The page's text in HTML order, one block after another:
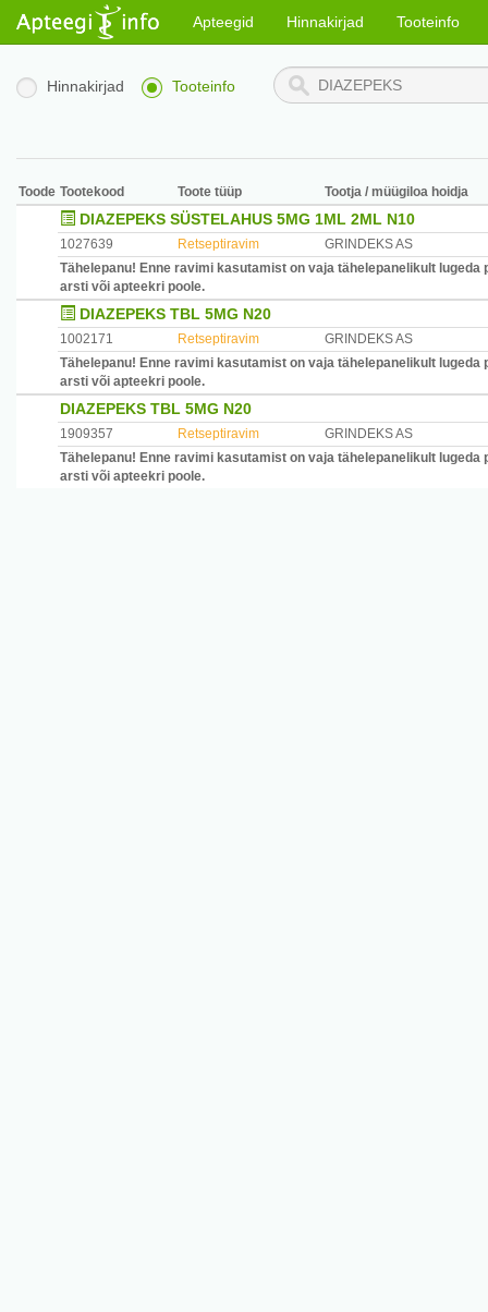
Apteegid Hinnakirjad Tooteinfo
Hinnakirjad Tooteinfo
Toode Tootekood Toote tüüp Tootja / müügiloa hoidja
DIAZEPEKS SÜSTELAHUS 5MG 1ML 2ML N10
1027639 Retseptiravim
GRINDEKS AS
Tähelepanu! Enne ravimi kasutamist on vaja tähelepanelikult
arsti või apteekri poole.
DIAZEPEKS TBL 5MG N20
1002171 Retseptiravim
GRINDEKS AS
Tähelepanu! Enne ravimi kasutamist on vaja tähelepanelikult
arsti või apteekri poole.
DIAZEPEKS TBL 5MG N20
1909357 Retseptiravim
GRINDEKS AS
Tähelepanu! Enne ravimi kasutamist on vaja tähelepanelikult
arsti või apteekri poole.